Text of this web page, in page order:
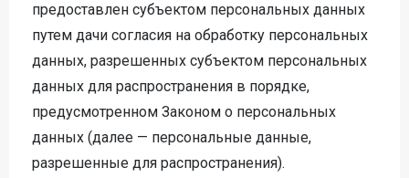
предоставлен субъектом персональных данных
путем дачи согласия на обработку персональных
данных, разрешенных субъектом персональных
данных для распространения в порядке,
предусмотренном Законом о персональных
данных (далее — персональные данные,
разрешенные для распространения).